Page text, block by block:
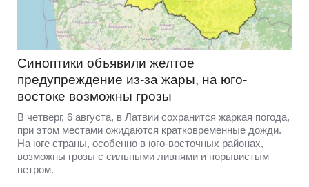
Синоптики объявили желтое
предупреждение из-за жары, на юго-
востоке возможны грозы
В четверг, 6 августа, в Латвии сохранится жаркая погода,
при этом местами ожидаются кратковременные дожди.
На юге страны, особенно в юго-восточных районах,
возможны грозы с сильными ливнями и порывистым
ветром.